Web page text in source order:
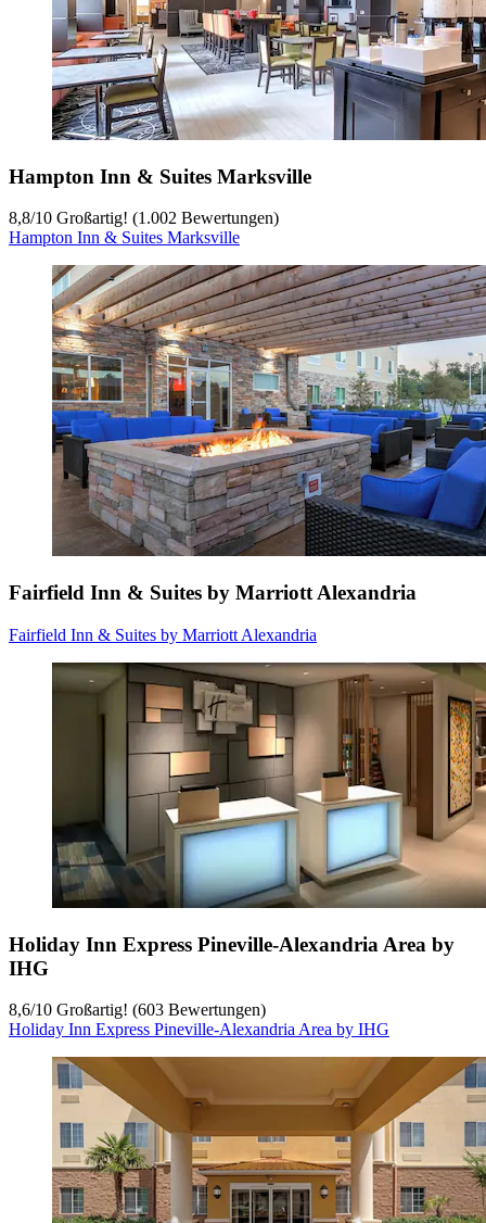
Hampton Inn & Suites Marksville
8,8/10 Großartig! (1.002 Bewertungen)
Hampton Inn & Suites Marksville
Fairfield Inn & Suites by Marriott Alexandria
Fairfield Inn & Suites by Marriott Alexandria
Holiday Inn Express Pineville-Alexandria Area by
IHG
8,6/10 Großartig! (603 Bewertungen)
Holiday Inn Express Pineville-Alexandria Area by IHG